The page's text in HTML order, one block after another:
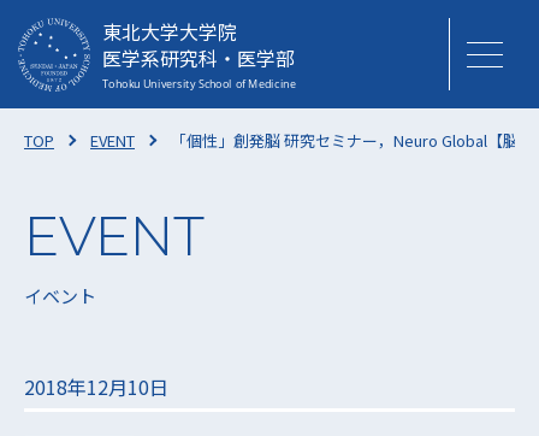
東北大学大学院
医学系研究科・医学部
TOP EVENT 「個性」創発脳 研究セミナー，Neuro Global【脳
イベント
2018年12月10日